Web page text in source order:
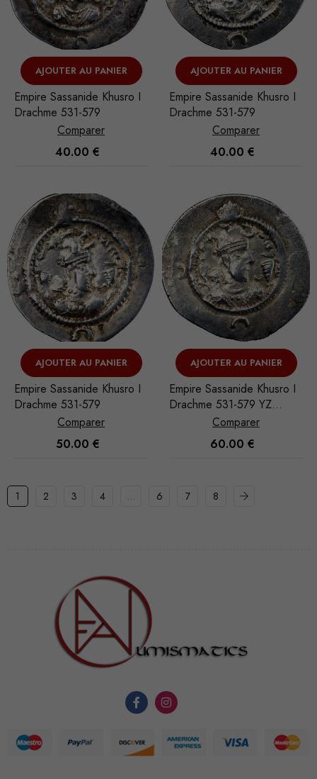
AJOUTER AU PANIER
Empire Sassanide Khusro I
Drachme 531-579
Comparer
40.00 €
AJOUTER AU PANIER
Empire Sassanide Khusro I
Drachme 531-579
Comparer
40.00 €
AJOUTER AU PANIER
Empire Sassanide Khusro I
Drachme 531-579
Comparer
50.00 €
AJOUTER AU PANIER
Empire Sassanide Khusro I
Drachme 531-579 YZ
Comparer
60.00 €
1 2 3 4 … 6 7 8
voir du
contenu et
des offres
personnalisés.